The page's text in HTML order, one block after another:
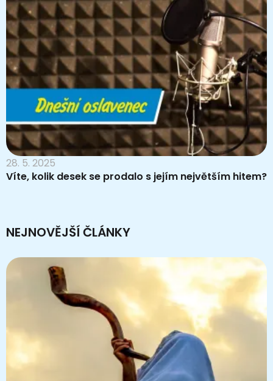
28. 5. 2025
Víte, kolik desek se prodalo s jejím největším hitem?
NEJNOVĚJŠÍ ČLÁNKY